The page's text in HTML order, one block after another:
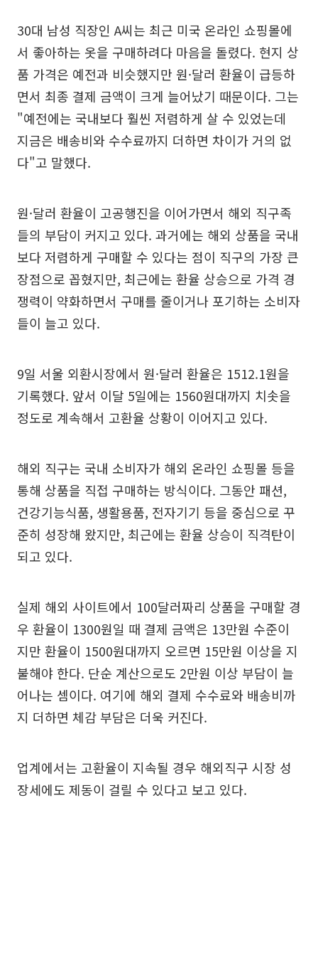
30대 남성 직장인 A씨는 최근 미국 온라인 쇼핑몰에
서 좋아하는 옷을 구매하려다 마음을 돌렸다. 현지 상
품 가격은 예전과 비슷했지만 원·달러 환율이 급등하
면서 최종 결제 금액이 크게 늘어났기 때문이다. 그는
"예전에는 국내보다 훨씬 저렴하게 살 수 있었는데
지금은 배송비와 수수료까지 더하면 차이가 거의 없
다"고 말했다.
원·달러 환율이 고공행진을 이어가면서 해외 직구족
들의 부담이 커지고 있다. 과거에는 해외 상품을 국내
보다 저렴하게 구매할 수 있다는 점이 직구의 가장 큰
장점으로 꼽혔지만, 최근에는 환율 상승으로 가격 경
쟁력이 약화하면서 구매를 줄이거나 포기하는 소비자
들이 늘고 있다.
9일 서울 외환시장에서 원·달러 환율은 1512.1원을
기록했다. 앞서 이달 5일에는 1560원대까지 치솟을
정도로 계속해서 고환율 상황이 이어지고 있다.
해외 직구는 국내 소비자가 해외 온라인 쇼핑몰 등을
통해 상품을 직접 구매하는 방식이다. 그동안 패션,
건강기능식품, 생활용품, 전자기기 등을 중심으로 꾸
준히 성장해 왔지만, 최근에는 환율 상승이 직격탄이
되고 있다.
실제 해외 사이트에서 100달러짜리 상품을 구매할 경
우 환율이 1300원일 때 결제 금액은 13만원 수준이
지만 환율이 1500원대까지 오르면 15만원 이상을 지
불해야 한다. 단순 계산으로도 2만원 이상 부담이 늘
어나는 셈이다. 여기에 해외 결제 수수료와 배송비까
지 더하면 체감 부담은 더욱 커진다.
업계에서는 고환율이 지속될 경우 해외직구 시장 성
장세에도 제동이 걸릴 수 있다고 보고 있다.